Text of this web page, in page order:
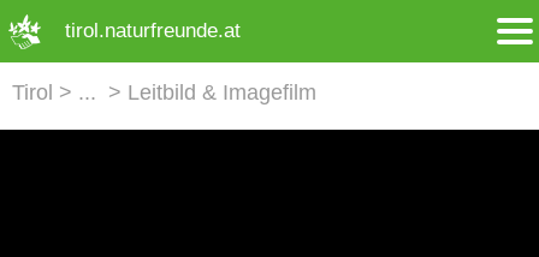
tirol.naturfreunde.at
Tirol Leitbild & Imagefilm